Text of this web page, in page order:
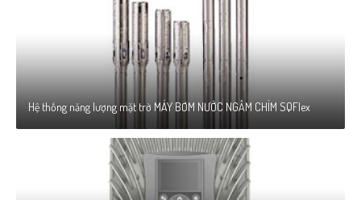
Hệ thống năng lượng mặt trờ MÁY BƠM NƯỚC NGẦM CHÌM SQFlex